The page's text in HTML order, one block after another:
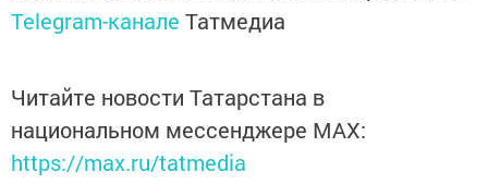
Telegram-канале Татмедиа
Читайте новости Татарстана в
национальном мессенджере MАХ:
https://max.ru/tatmedia